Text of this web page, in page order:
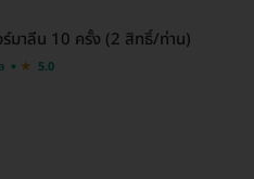
มาลีน 10 ครั้ง (2 สิทธิ์/ท่าน)
5.0